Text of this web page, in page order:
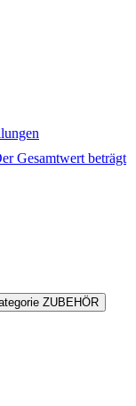
Gesamtwert beträgt
ZUBEHÖR